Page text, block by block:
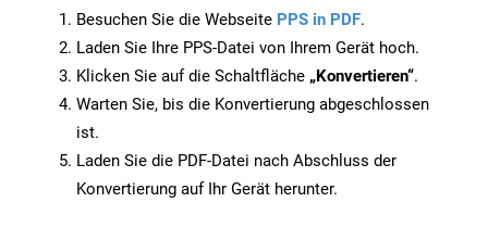
Besuchen Sie die Webseite PPS in PDF.
Laden Sie Ihre PPS-Datei von Ihrem Gerät hoch.
Klicken Sie auf die Schaltfläche „Konvertieren“.
Warten Sie, bis die Konvertierung abgeschlossen
ist.
Laden Sie die PDF-Datei nach Abschluss der
Konvertierung auf Ihr Gerät herunter.